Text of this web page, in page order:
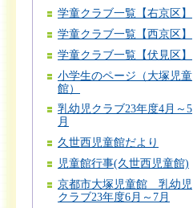
学童クラブ一覧【右京区】
学童クラブ一覧【西京区】
学童クラブ一覧【伏見区】
小学生のページ（大塚児童
館）
乳幼児クラブ23年度4月～5
月
久世西児童館だより
児童館行事(久世西児童館)
京都市大塚児童館 乳幼児
クラブ23年度6月～7月